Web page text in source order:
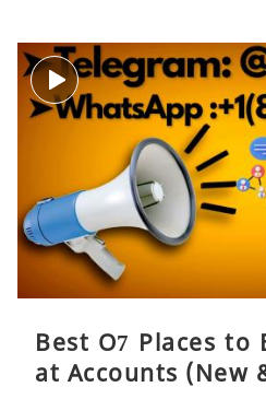
Best O7 Places to
at Accounts (New